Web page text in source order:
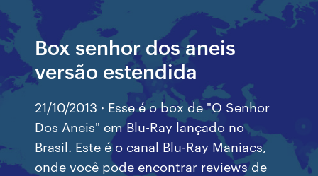
Box senhor dos aneis
versão estendida
21/10/2013 · Esse é o box de "O Senhor
Dos Aneis" em Blu-Ray lançado no
Brasil. Este é o canal Blu-Ray Maniacs,
onde você pode encontrar reviews de